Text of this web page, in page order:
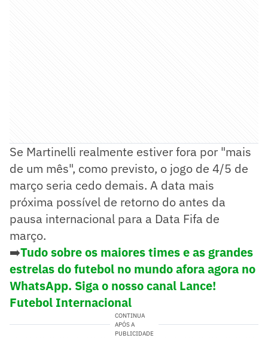
Se Martinelli realmente estiver fora por "mais
de um mês", como previsto, o jogo de 4/5 de
março seria cedo demais. A data mais
próxima possível de retorno do antes da
pausa internacional para a Data Fifa de
março.
➡️Tudo sobre os maiores times e as grandes
estrelas do futebol no mundo afora agora no
WhatsApp. Siga o nosso canal Lance!
Futebol Internacional
CONTINUA
APÓS A
PUBLICIDADE